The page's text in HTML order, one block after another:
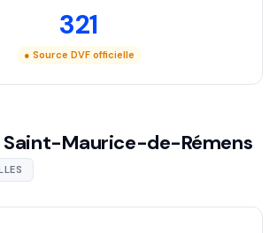
321
● Source DVF officielle
Saint-Maurice-de-Rémens